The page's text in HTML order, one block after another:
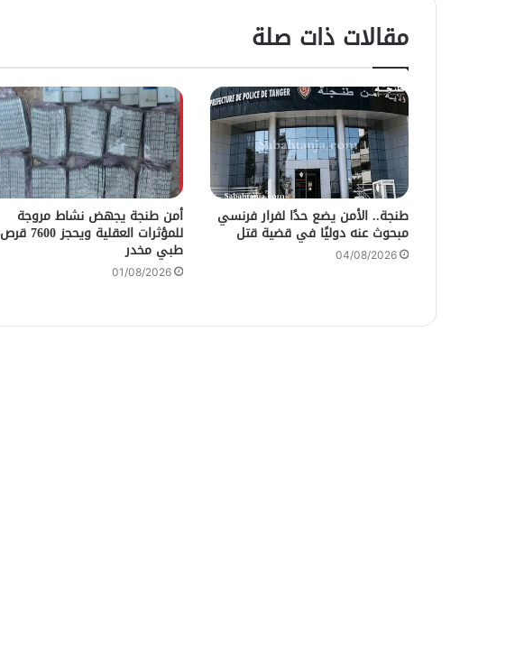
مقالات ذات صلة
طنجة.. الأمن يضع حدًا لفرار فرنسي
مبحوث عنه دوليًا في قضية قتل
04/08/2026
أمن طنجة يجهض نشاط مروجة
للمؤثرات العقلية ويحجز 7600 قرص
طبي مخدر
01/08/2026